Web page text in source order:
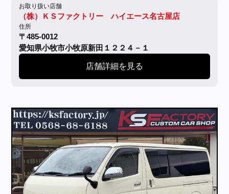
お取り扱い店舗
（株）ＫＳファクトリー ハイエース名古屋店
住所
〒485-0012
愛知県小牧市小牧原新田１２２４－１
店舗詳細を見る